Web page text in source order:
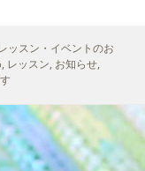
ッスン・イベントのお
, レッスン, お知らせ,
1dayレッスン・新宿オカ